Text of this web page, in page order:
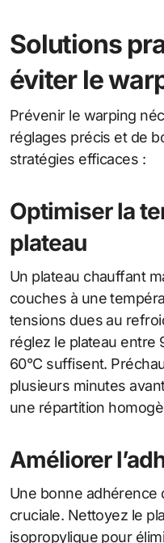
Solutions
éviter le
Prévenir le warping
réglages précis et de
stratégies efficaces :
Optimiser la
plateau
Un plateau chauffant
couches à une
tensions dues au
réglez le plateau entre
60°C suffisent.
plusieurs minutes
une répartition
Améliorer
Une bonne adhérence
cruciale. Nettoyez le
isopropylique pour